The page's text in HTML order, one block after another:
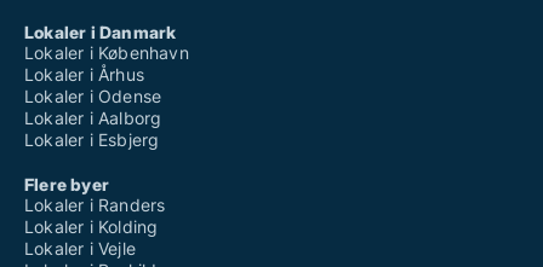
Lokaler i Danmark
Lokaler i København
Lokaler i Århus
Lokaler i Odense
Lokaler i Aalborg
Lokaler i Esbjerg
Flere byer
Lokaler i Randers
Lokaler i Kolding
Lokaler i Vejle